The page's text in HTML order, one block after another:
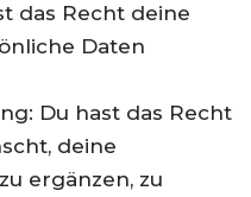
das Recht deine
Daten
Du hast das Recht
deine
ergänzen, zu